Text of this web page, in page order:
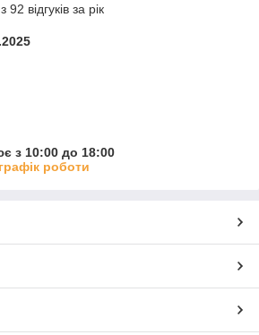
відгуків за рік
з 10:00 до 18:00
роботи